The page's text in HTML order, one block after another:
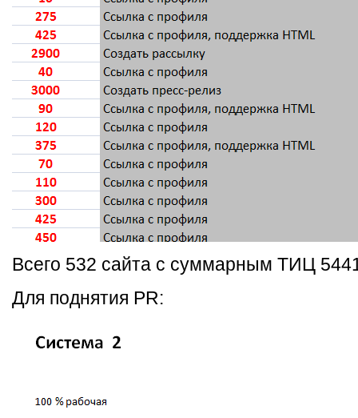
Всего 532 сайта с суммарным ТИЦ
Для поднятия PR: